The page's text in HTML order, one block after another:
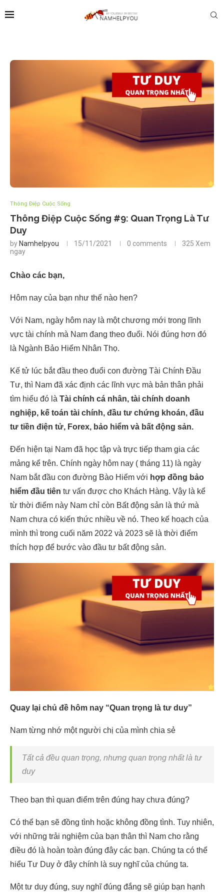
Thông Điệp Cuộc Sống
Thông Điệp Cuộc Sống #9: Quan Trọng Là Tư
Duy
by Namhelpyou 15/11/2021 0 comments 325 Xem
ngay
Chào các bạn,
Hôm nay của bạn như thế nào hen?
Với Nam, ngày hôm nay là một chương mới trong lĩnh
vực tài chính mà Nam đang theo đuổi. Nói đúng hơn đó
là Ngành Bảo Hiểm Nhân Thọ.
Kế tử lúc bắt đầu theo đuổi con đường Tài Chính Đầu
Tư, thì Nam đã xác định các lĩnh vực mà bản thân phải
tìm hiểu đó là Tài chính cá nhân, tài chính doanh
nghiệp, kế toán tài chính, đầu tư chứng khoán, đầu
tư tiền điện tử, Forex, bảo hiểm và bất động sản.
Đến hiện tại Nam đã học tập và trực tiếp tham gia các
mảng kể trên. Chính ngày hôm nay ( tháng 11) là ngày
Nam bắt đầu con đường Bào Hiểm với hợp đồng bảo
hiểm đầu tiên tư vấn được cho Khách Hàng. Vậy là kể
từ thời điểm này Nam chỉ còn Bất động sản là thứ mà
Nam chưa có kiến thức nhiều về nó. Theo kế hoạch của
mình thì trong cuối năm 2022 và 2023 sẽ là thời điểm
thích hợp để bước vào đầu tư bất động sản.
Quay lại chủ đề hôm nay “Quan trọng là tư duy”
Nam từng nhớ một người chị của mình chia sẻ
Tất cả đều quan trọng, nhưng quan trọng nhất là tư
duy
Theo bạn thì quan điểm trên đúng hay chưa đúng?
Có thể bạn sẽ đồng tình hoặc không đồng tình. Tuy nhiên,
với những trải nghiệm của bạn thân thì Nam cho rằng
điều đó là hoàn toàn đúng đây các bạn. Chúng ta có thể
hiểu Tư Duy ở đây chính là suy nghĩ của chúng ta.
Một tư duy đúng, suy nghĩ đúng đắng sẽ giúp bạn hạnh